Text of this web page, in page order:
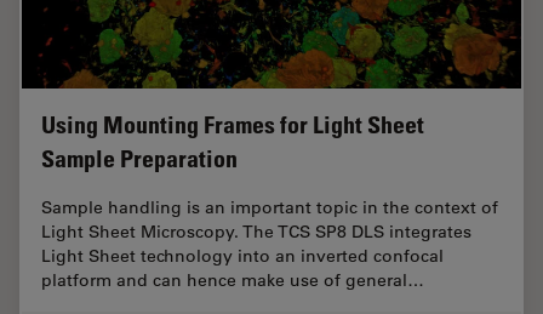
Using Mounting Frames for Light Sheet
Sample Preparation
Sample handling is an important topic in the context of
Light Sheet Microscopy. The TCS SP8 DLS integrates
Light Sheet technology into an inverted confocal
platform and can hence make use of general…